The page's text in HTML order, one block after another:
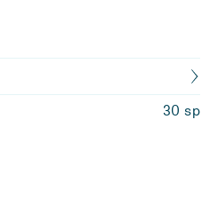
30 sp